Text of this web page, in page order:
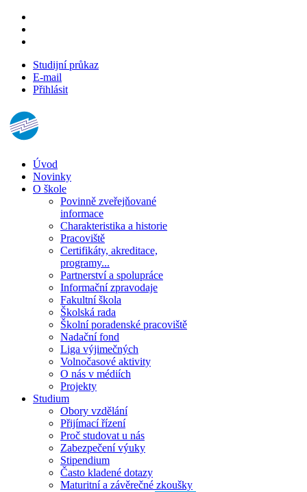
Studijní průkaz
E-mail
Přihlásit
Úvod
Novinky
O škole
Povinně zveřejňované
informace
Charakteristika a historie
Pracoviště
Certifikáty, akreditace,
programy...
Partnerství a spolupráce
Informační zpravodaje
Fakultní škola
Školská rada
Školní poradenské pracoviště
Nadační fond
Liga výjimečných
Volnočasové aktivity
O nás v médiích
Projekty
Studium
Obory vzdělání
Přijímací řízení
Proč studovat u nás
Zabezpečení výuky
Stipendium
Často kladené dotazy
Maturitní a závěrečné zkoušky